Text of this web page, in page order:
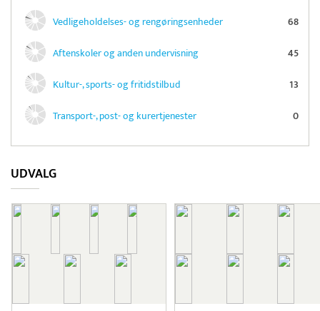
Vedligeholdelses- og rengøringsenheder
68
Aftenskoler og anden undervisning
45
Kultur-, sports- og fritidstilbud
13
Transport-, post- og kurertjenester
0
UDVALG